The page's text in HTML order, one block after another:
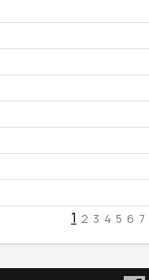
1 2 3 4 5 6 7